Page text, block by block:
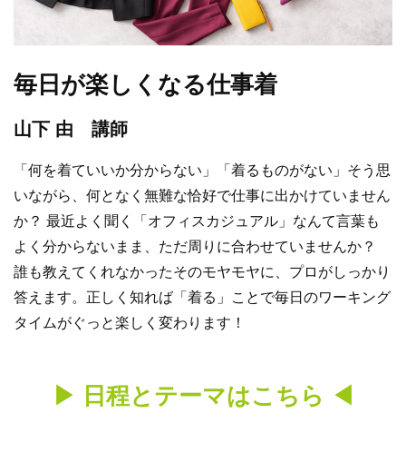
毎日が楽しくなる仕事着
山下 由 講師
「何を着ていいか分からない」「着るものがない」そう思
いながら、何となく無難な恰好で仕事に出かけていません
か？ 最近よく聞く「オフィスカジュアル」なんて言葉も
よく分からないまま、ただ周りに合わせていませんか？
誰も教えてくれなかったそのモヤモヤに、プロがしっかり
答えます。正しく知れば「着る」ことで毎日のワーキング
タイムがぐっと楽しく変わります！
▶︎ 日程とテーマはこちら ◀︎